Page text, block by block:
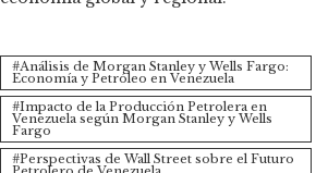
Análisis de Morgan Stanley y Wells Fargo:
Economía y Petróleo en Venezuela
Impacto de la Producción Petrolera en
Venezuela según Morgan Stanley y Wells
Fargo
Perspectivas de Wall Street sobre el Futuro